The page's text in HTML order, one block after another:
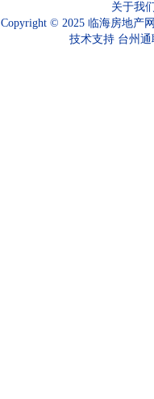
关于我
Copyright © 2025 临海房地产
技术支持 台州